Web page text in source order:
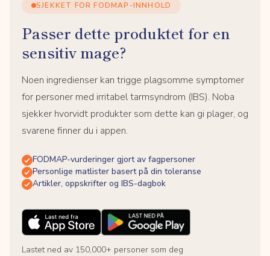
SJEKKET FOR FODMAP-INNHOLD
Passer dette produktet for en
sensitiv mage?
Noen ingredienser kan trigge plagsomme symptomer
for personer med irritabel tarmsyndrom (IBS). Noba
sjekker hvorvidt produkter som dette kan gi plager, og
svarene finner du i appen.
FODMAP-vurderinger gjort av fagpersoner
Personlige matlister basert på din toleranse
Artikler, oppskrifter og IBS-dagbok
Lastet ned av 150,000+ personer som deg